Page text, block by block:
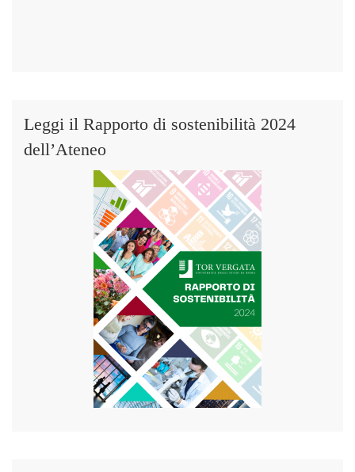
Leggi il Rapporto di sostenibilità 2024
dell’Ateneo